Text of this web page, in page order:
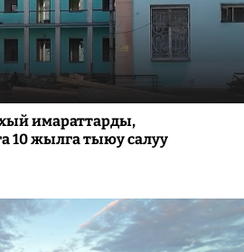
имараттарды,
10 жылга тыюу салуу